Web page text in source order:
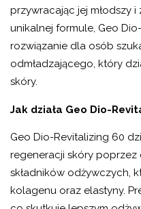
przywracając jej młodszy
unikalnej formule, Geo
rozwiązanie dla osób
odmładzającego, który
skóry.
Jak działa Geo Dio-
Geo Dio-Revitalizing 60
regeneracji skóry
składników odżywczych,
kolagenu oraz elastyny.